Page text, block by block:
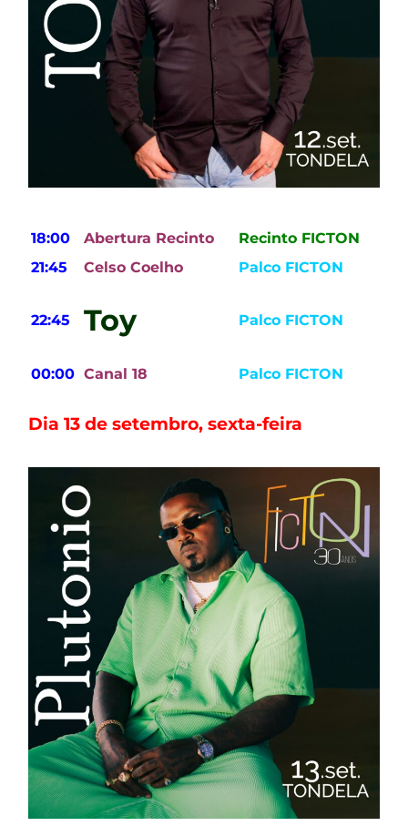
18:00 Abertura Recinto
Recinto FICTON
21:45
Celso Coelho Palco FICTON
22:45 Toy Palco FICTON
00:00 Canal 18 Palco FICTON
Dia 13 de setembro, sexta-feira